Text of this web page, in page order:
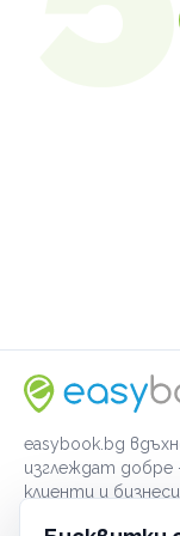
easybook.bg
изглеждат добре
клиенти и